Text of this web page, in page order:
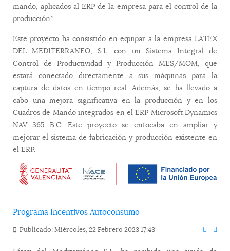
mando, aplicados al ERP de la empresa para el control de la
producción.”.
Este proyecto ha consistido en equipar a la empresa LATEX
DEL MEDITERRANEO, S.L. con un Sistema Integral de
Control de Productividad y Producción MES/MOM, que
estará conectado directamente a sus máquinas para la
captura de datos en tiempo real. Además, se ha llevado a
cabo una mejora significativa en la producción y en los
Cuadros de Mando integrados en el ERP Microsoft Dynamics
NAV 365 B.C. Este proyecto se enfocaba en ampliar y
mejorar el sistema de fabricación y producción existente en
el ERP.
Programa Incentivos Autoconsumo
Publicado: Miércoles, 22 Febrero 2023 17:43